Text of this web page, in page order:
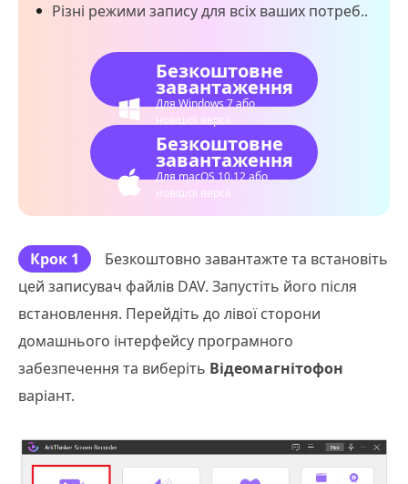
Різні режими запису для всіх ваших потреб..
Безкоштовне
завантаження
Для Windows 7 або
новішої версії
Безкоштовне
завантаження
Для macOS 10.12 або
новішої версії
Крок 1
Безкоштовно завантажте та встановіть
цей записувач файлів DAV. Запустіть його після
встановлення. Перейдіть до лівої сторони
домашнього інтерфейсу програмного
забезпечення та виберіть Відеомагнітофон
варіант.